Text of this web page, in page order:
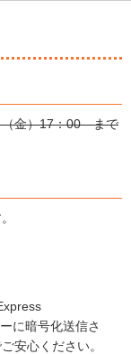
金）17：00 まで
に暗号化送信さ
安心ください。